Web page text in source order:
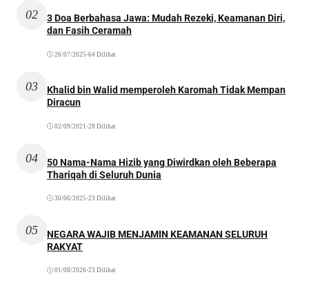
02
3 Doa Berbahasa Jawa: Mudah Rezeki, Keamanan Diri,
dan Fasih Ceramah
26/07/2025 •64 Dilihat
03
Khalid bin Walid memperoleh Karomah Tidak Mempan
Diracun
02/09/2021 •28 Dilihat
04
50 Nama-Nama Hizib yang Diwirdkan oleh Beberapa
Thariqah di Seluruh Dunia
30/06/2025 •23 Dilihat
05
NEGARA WAJIB MENJAMIN KEAMANAN SELURUH
RAKYAT
01/08/2026•23 Dilihat